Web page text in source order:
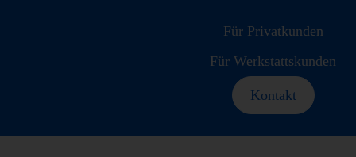
Für Privatkunden
Für Werkstattskunden
Kontakt